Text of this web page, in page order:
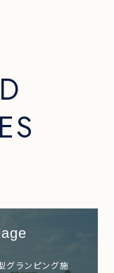
グランピング施